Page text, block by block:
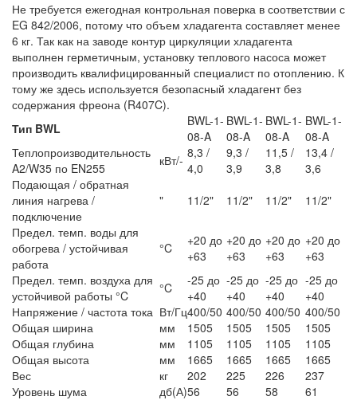
Не требуется ежегодная контрольная поверка в соответствии с
EG 842/2006, потому что объем хладагента составляет менее
6 кг. Так как на заводе контур циркуляции хладагента
выполнен герметичным, установку теплового насоса может
производить квалифицированный специалист по отоплению. К
тому же здесь используется безопасный хладагент без
содержания фреона (R407C).
Тип BWL
BWL-1-
08-A
BWL-1-
08-A
BWL-1-
08-A
BWL-1-
08-A
Теплопроизводительность
A2/W35 по EN255
кВт/- 8,3 /
4,0
9,3 /
3,9
11,5 /
3,8
13,4 /
3,6
Подающая / обратная
линия нагрева /
подключение
" 11/2" 11/2" 11/2"
11/2"
Предел. темп. воды для
обогрева / устойчивая
работа
°C
+20 до
+63
+20 до
+63
+20 до
+63
+20 до
+63
Предел. темп. воздуха для
устойчивой работы °C
°C
-25 до
+40
-25 до
+40
-25 до
+40
-25 до
+40
Напряжение / частота тока Вт/Гц400/50 400/50 400/50 400/50
Общая ширина
мм 1505 1505 1505
1505
Общая глубина
мм 1105 1105 1105
1105
Общая высота
мм 1665 1665 1665
1665
Вес
кг 202 225 226
237
Уровень шума
дб(А)56 56 58
61